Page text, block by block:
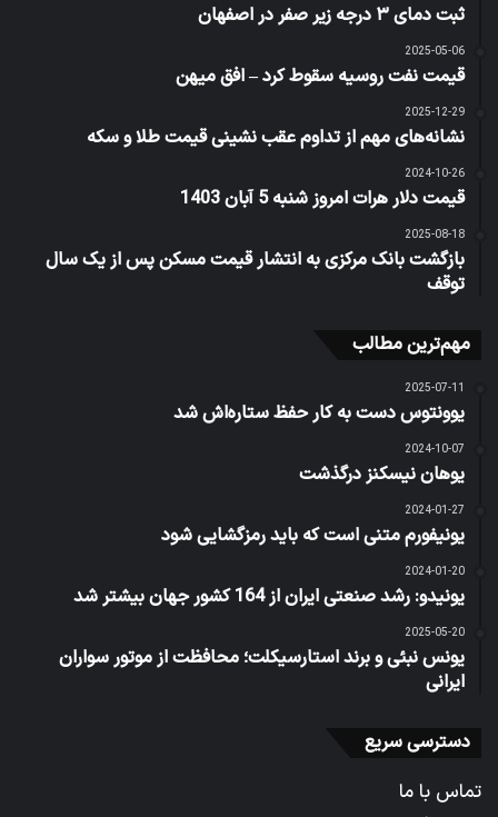
ثبت دمای ۳ درجه زیر صفر در اصفهان
2025-05-06
قیمت نفت روسیه سقوط کرد – افق میهن
2025-12-29
نشانه‌های مهم از تداوم عقب نشینی قیمت طلا و سکه
2024-10-26
قیمت دلار هرات امروز شنبه 5 آبان 1403
2025-08-18
بازگشت بانک مرکزی به انتشار قیمت مسکن پس از یک سال
توقف
مهم‌ترین مطالب
2025-07-11
یوونتوس دست به کار حفظ ستاره‌اش شد
2024-10-07
یوهان نیسکنز درگذشت
2024-01-27
یونیفورم متنی است که باید رمزگشایی شود
2024-01-20
یونیدو: رشد صنعتی ایران از 164 کشور جهان بیشتر شد
2025-05-20
یونس نبئی و برند استارسیکلت؛ محافظت از موتور سواران
ایرانی
دسترسی سریع
تماس با ما